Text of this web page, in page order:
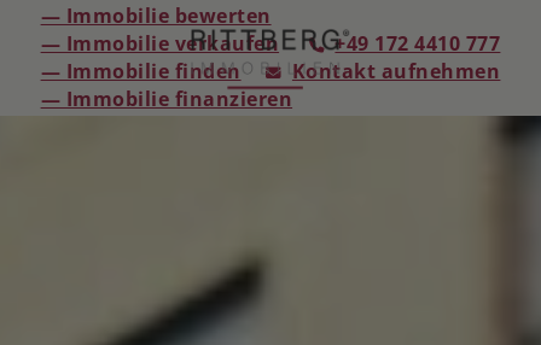
— Immobilie bewerten
— Immobilie verkaufen
— Immobilie finden
— Immobilie finanzieren
+49 172 4410 777
Kontakt aufnehmen